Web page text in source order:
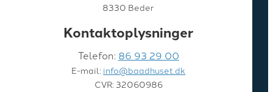
8330 Beder
Kontaktoplysninger
Telefon: 86 93 29 00
E-mail: info@baadhuset.dk
CVR: 32060986